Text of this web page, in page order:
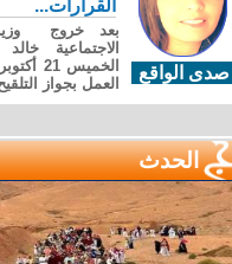
صدى الواقع
القرارات...
بعد خروج وزير
الاجتماعية
العمل بجواز التلقيح
الحدث